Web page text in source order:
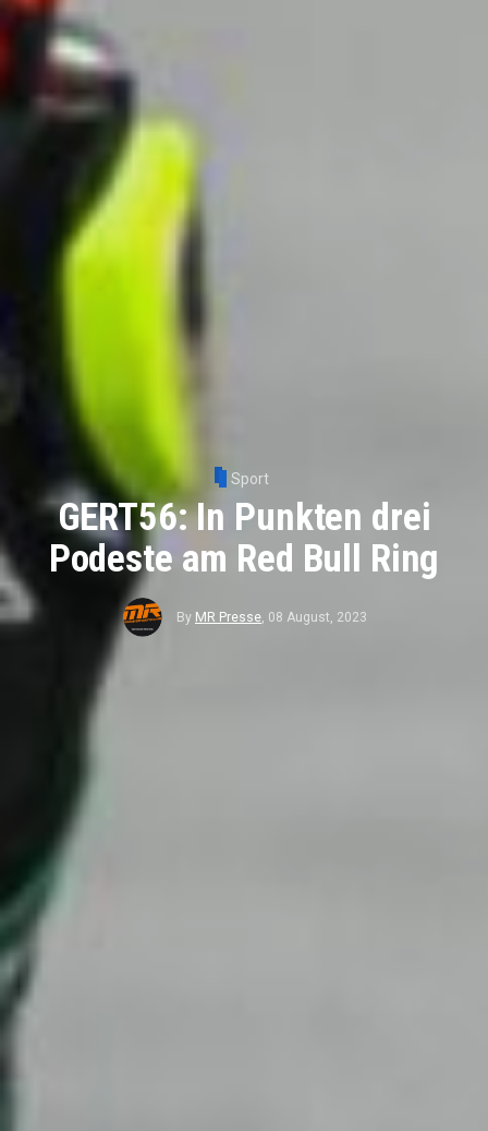
Sport
GERT56: In Punkten drei
Podeste am Red Bull Ring
By MR Presse, 08 August, 2023